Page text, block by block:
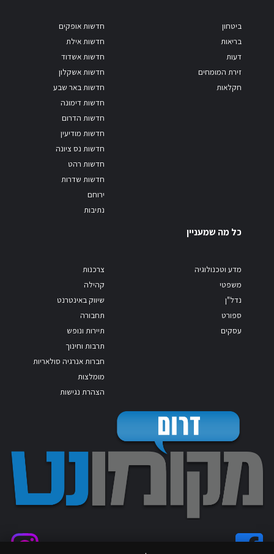
ביטחון
בריאות
דעות
זירת המומחים
חקלאות
חדשות אופקים
חדשות אילת
חדשות אשדוד
חדשות אשקלון
חדשות באר שבע
חדשות דימונה
חדשות הדרום
חדשות מודיעין
חדשות נס ציונה
חדשות רהט
חדשות שדרות
ירוחם
נתיבות
כל מה שמעניין
מדע וטכנולוגיה
משפטי
נדל"ן
ספורט
עסקים
צרכנות
קהילה
שיווק באינטרנט
תחבורה
תיירות ונופש
תרבות וחינוך
חברות אנרגיה סולאריות
מומלצות
הצהרת נגישות